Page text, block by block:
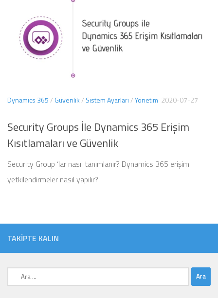
Dynamics 365/ Güvenlik/ Sistem Ayarları/Yönetim 2020-07-27
Security Groups İle Dynamics 365 Erişim
Kısıtlamaları ve Güvenlik
Security Group ‘lar nasıl tanımlanır? Dynamics 365 erişim
yetkilendirmeler nasıl yapılır?
TAKIPTE KALIN
Arama: